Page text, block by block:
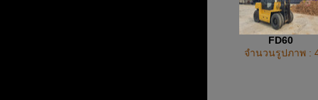
FD60
จำนวนรูปภาพ :